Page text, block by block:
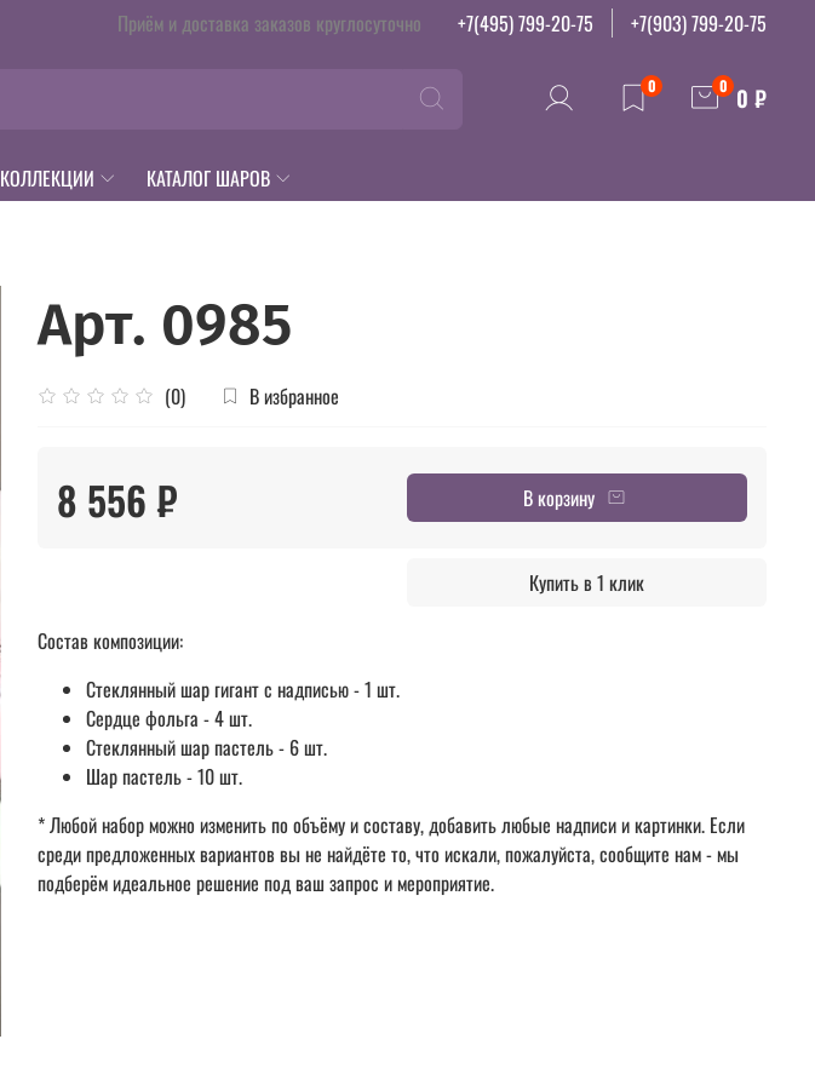
Приём и доставка заказов круглосуточно +7(495) 799-20-75 +7(903) 799-20-75
0 0 0 ₽
КОЛЛЕКЦИИ
КАТАЛОГ ШАРОВ
Арт. 0985
(0) В избранное
8 556 ₽ В корзину
Купить в 1 клик
Состав композиции:
Стеклянный шар гигант с надписью - 1 шт.
Сердце фольга - 4 шт.
Стеклянный шар пастель - 6 шт.
Шар пастель - 10 шт.
* Любой набор можно изменить по объёму и составу, добавить любые надписи и картинки. Если
среди предложенных вариантов вы не найдёте то, что искали, пожалуйста, сообщите нам - мы
подберём идеальное решение под ваш запрос и мероприятие.